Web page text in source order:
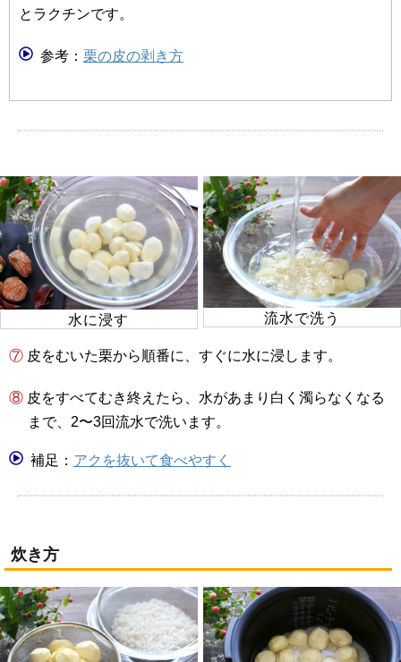
とラクチンです。
参考： 栗の皮の剥き方
水に浸す 流水で洗う
⑦ 皮をむいた栗から順番に、すぐに水に浸します。
⑧ 皮をすべてむき終えたら、水があまり白く濁らなくなる
まで、2〜3回流水で洗います。
補足： アクを抜いて食べやすく
炊き方